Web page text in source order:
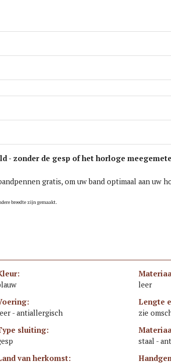
- zonder de gesp of het horloge
gratis, om uw band optimaal aan uw
breedte zijn gemaakt.
leer
- antiallergisch
Lengte
zie
sluiting:
staal -
van herkomst: